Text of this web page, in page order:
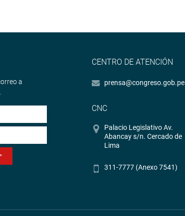
a
CENTRO DE ATENCIÓN
prensa@congreso.gob.pe
CNC
Palacio Legislativo Av.
Abancay s/n. Cercado de
Lima
311-7777 (Anexo 7541)